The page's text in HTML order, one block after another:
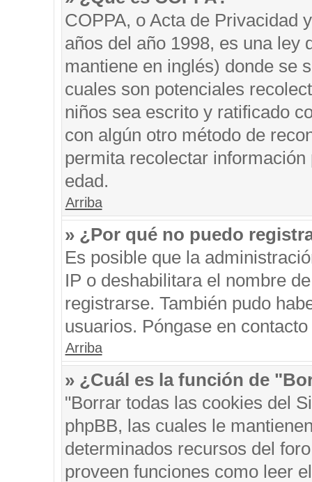
COPPA, o Acta de Privacidad
años del año 1998, es una ley
mantiene en inglés) donde se
cuales son potenciales
niños sea escrito y ratificado
con algún otro método de
permita recolectar
edad.
Arriba
» ¿Por qué no puedo
Es posible que la
IP o deshabilitara el nombre
registrarse. También pudo
usuarios. Póngase en
Arriba
» ¿Cuál es la función de
"Borrar todas las cookies del
phpBB, las cuales le
determinados recursos del
proveen funciones como leer